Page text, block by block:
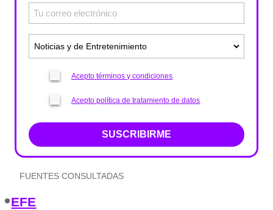
Acepto términos y condiciones
Acepto política de tratamiento de datos
SUSCRIBIRME
FUENTES CONSULTADAS
EFE